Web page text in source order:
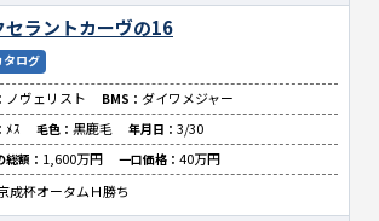
セラントカーヴの16
タログ
ノヴェリスト BMS： ダイワメジャー
ﾒｽ 毛色： 黒鹿毛 年月日： 3/30
総額： 1,600万円 一口価格： 40万円
成杯オータムＨ勝ち